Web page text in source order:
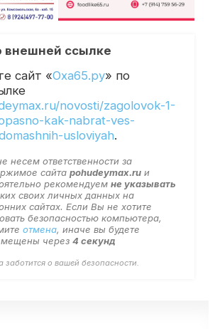
внешней ссылке
сайт «Оха65.ру» по
novosti/zagolovok-1-
kak-nabrat-ves-
usloviyah.
несем ответственности за
сайта pohudeymax.ruи
рекомендуем не указывать
своих личных данных на
сайтах. Если Вы не хотите
безопасностью компьютера,
отмена, иначе вы будете
через 4 секунд
заботится о вашей безопасности.